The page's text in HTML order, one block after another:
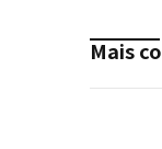
Mais